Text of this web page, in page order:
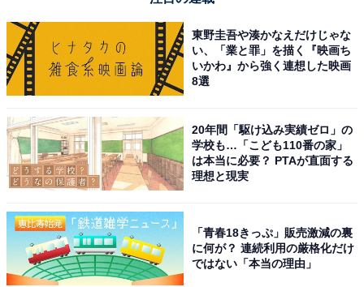
東野圭吾や湊かなえだけじゃな
い、「業と罪」を描く『映画ち
いかわ』から強く連想した映画
8選
20年間「駆け込み実績ゼロ」の
学校も…「こども110番の家」
は本当に必要？ PTAが直面する
理想と現実
「青春18きっぷ」販売激減の裏
に何が？ 連続利用の厳格化だけ
ではない「本当の理由」